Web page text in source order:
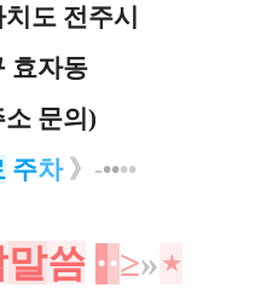
도 전주시
효자동
문의)
주차 》-••••
말씀 ··≥»⋆